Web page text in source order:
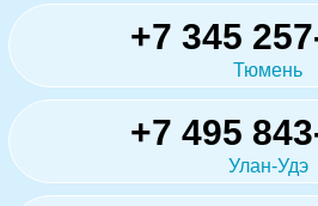
+7 345
Тюмень
+7 495
Улан-Удэ